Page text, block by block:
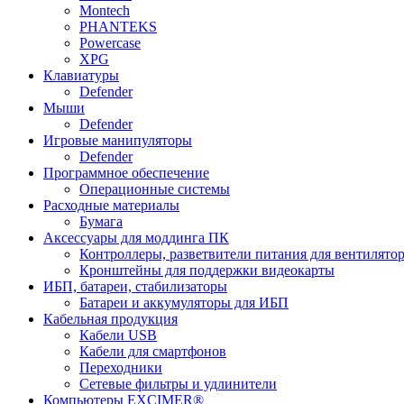
Montech
PHANTEKS
Powercase
XPG
Клавиатуры
Defender
Мыши
Defender
Игровые манипуляторы
Defender
Программное обеспечение
Операционные системы
Расходные материалы
Бумага
Аксессуары для моддинга ПК
Контроллеры, разветвители питания для
Кронштейны для поддержки видеокарты
ИБП, батареи, стабилизаторы
Батареи и аккумуляторы для ИБП
Кабельная продукция
Кабели USB
Кабели для смартфонов
Переходники
Сетевые фильтры и удлинители
Компьютеры EXCIMER®